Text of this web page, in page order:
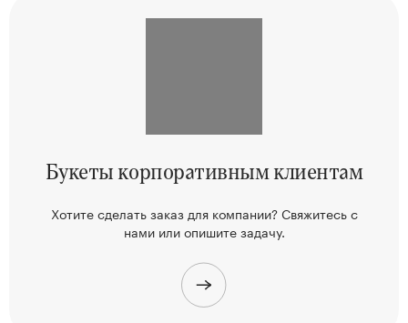
Букеты корпоративным клиентам
Хотите сделать заказ для компании? Свяжитесьс
нами или опишите задачу.